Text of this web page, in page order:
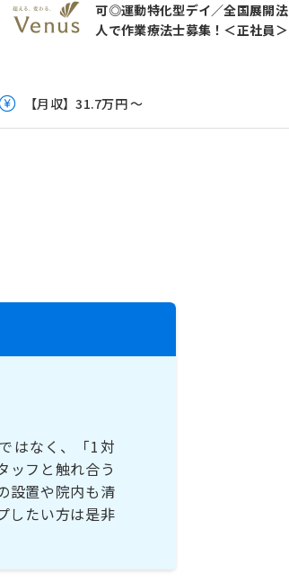
可◎運動特化型デイ／全国展開法
人で作業療法士募集！＜正社員＞
【月収】31.7万円 ～
はなく、「1対
ッフと触れ合う
設置や院内も清
したい方は是非